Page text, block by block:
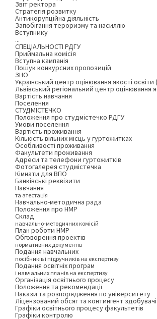
Звіт ректора
Стратегія розвитку
Антикорупційна діяльність
Запобігання тероризму та насиллю
Вступнику
...
СПЕЦІАЛЬНОСТІ РДГУ
Приймальна комісія
Вступна кампанія
Пошук конкурсних пропозицій
ЗНО
Український центр оцінювання якості
Львівський регіональний центр оцінювання
Вартість навчання
Поселення
СТУДМІСТЕЧКО
Положення про студмістечко РДГУ
Умови поселення
Вартість проживання
Кількість вільних місць у гуртожитках
Особливості проживання
Факультети проживання
Адреси та телефони гуртожитків
Фотогалерея студмістечка
Кімнати для ВПО
Банківські реквізити
Навчання
та атестація
Навчально-методична рада
Положення про НМР
Склад
навчально-методичних комісій
План роботи НМР
Обговорення проектів
нормативних документів
Подання навчальних
посібників і підручників на експертизу
Подання освітніх програм
і навчальних планів на експертизу
Організація освітнього процесу
Положення та рекомендації
Накази та розпорядження по університету
Ліцензований обсяг та контингент
Графіки освітнього процесу факультетів
Графіки контролю